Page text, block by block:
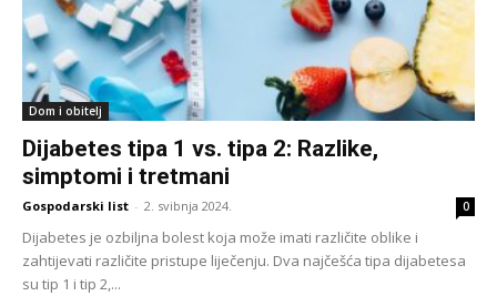
Dom i obitelj
Dijabetes tipa 1 vs. tipa 2: Razlike,
simptomi i tretmani
Gospodarski list - 2. svibnja 2024. 0
Dijabetes je ozbiljna bolest koja može imati različite oblike i
zahtijevati različite pristupe liječenju. Dva najčešća tipa dijabetesa
su tip 1 i tip 2,...